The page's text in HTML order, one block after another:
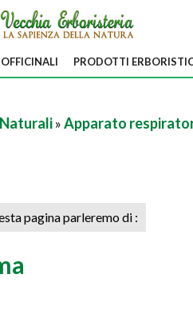
PRODOTTI
»Apparato
pagina parleremo di :